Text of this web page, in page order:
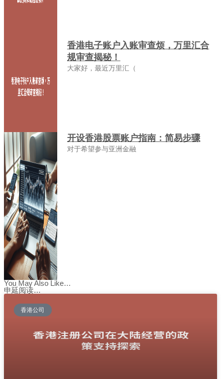
香港电子账户入账审查烦，万里汇合
规审查揭秘！
大家好，最近万里汇（
开设香港股票账户指南：简易步骤
对于希望参与亚洲金融
You May Also Like…
申延阅读…
香港公司